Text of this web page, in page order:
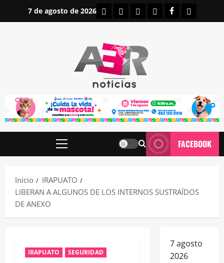
7 de agosto de 2026 INICIOIRAPUATO
ESTATALES
NACIONALES
FACEBOOK
Menú
FACEBOOK
Inicio
IRAPUATO
LIBERAN A ALGUNOS DE LOS INTERNOS SUSTRAÍDOS
DE ANEXO
IRAPUATO SEGURIDAD
7 agosto
2026